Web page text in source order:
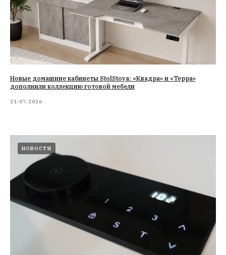
Новые домашние кабинеты StolStoya: «Квадра» и «Терра»
дополнили коллекцию готовой мебели
21.07.2026
НОВОСТИ